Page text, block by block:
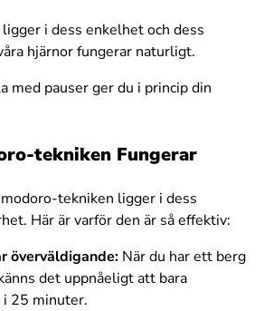
i dess enkelhet och dess
hjärnor fungerar naturligt.
med pauser ger du i princip din
tekniken Fungerar
tekniken ligger i dess
Här är varför den är så effektiv:
överväldigande: När du har ett berg
det uppnåeligt att bara
i 25 minuter.